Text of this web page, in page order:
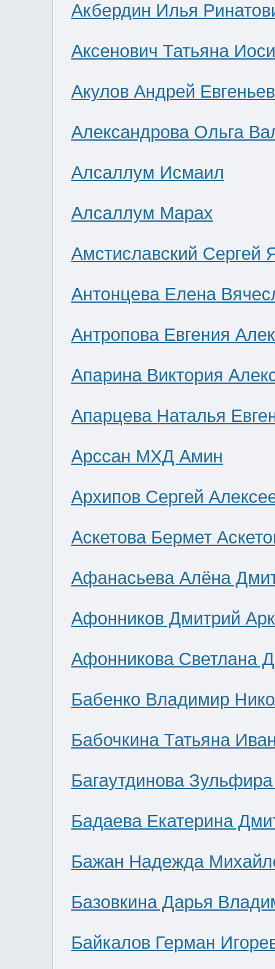
Акбердин Илья
Аксенович Татьяна
Акулов Андрей
Александрова Ольга
Алсаллум Исмаил
Алсаллум Марах
Амстиславский Сергей
Антонцева Елена
Антропова Евгения
Апарина Виктория
Апарцева Наталья
Арссан МХД Амин
Архипов Сергей
Аскетова Бермет
Афанасьева Алёна
Афонников Дмитрий
Афонникова Светлана
Бабенко Владимир
Бабочкина Татьяна
Багаутдинова
Бадаева Екатерина
Бажан Надежда
Базовкина Дарья
Байкалов Герман